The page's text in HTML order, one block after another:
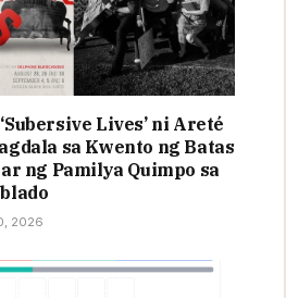
Lives’ ni Areté
sa Kwento ng Batas
ng Pamilya Quimpo sa
2026